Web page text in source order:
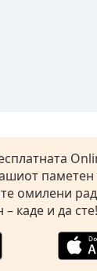
омилени
– каде и да сте!